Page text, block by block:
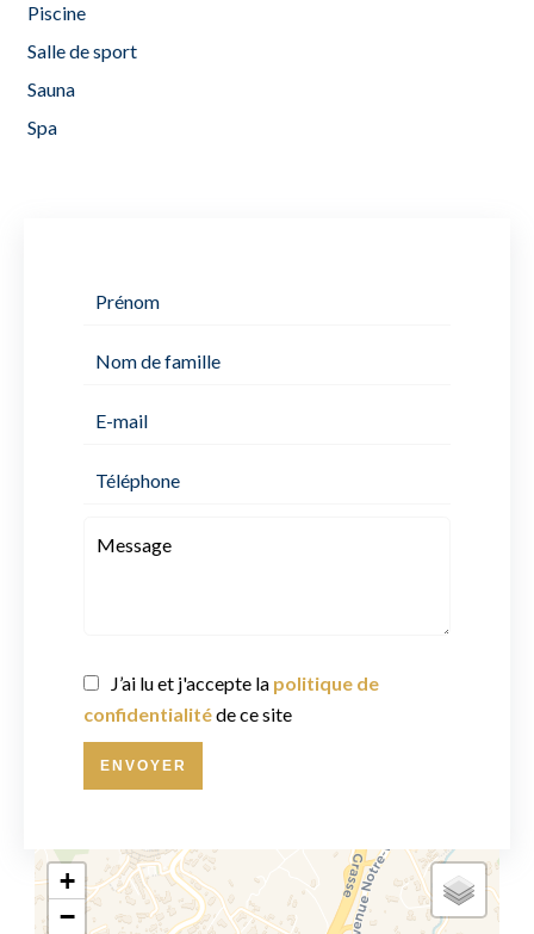
Piscine
Salle de sport
Sauna
Spa
J’ai lu et j'accepte la politique de
confidentialitéde ce site
ENVOYER
+
−